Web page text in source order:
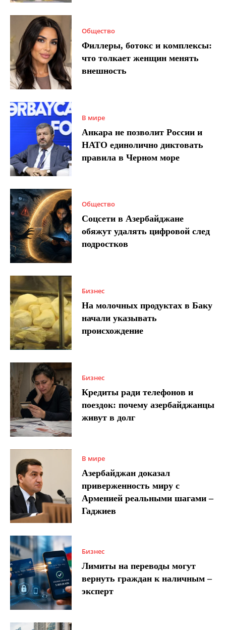
Общество
Филлеры, ботокс и комплексы:
что толкает женщин менять
внешность
В мире
Анкара не позволит России и
НАТО единолично диктовать
правила в Черном море
Общество
Соцсети в Азербайджане
обяжут удалять цифровой след
подростков
Бизнес
На молочных продуктах в Баку
начали указывать
происхождение
Бизнес
Кредиты ради телефонов и
поездок: почему азербайджанцы
живут в долг
В мире
Азербайджан доказал
приверженность миру с
Арменией реальными шагами –
Гаджиев
Бизнес
Лимиты на переводы могут
вернуть граждан к наличным –
эксперт